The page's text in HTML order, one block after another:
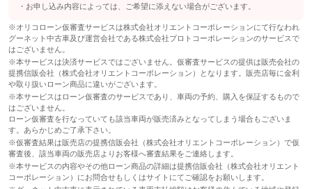
お申し込み内容によっては、ご希望に添えない場合がございます。
※オリコローン仮審査サービスは株式会社オリエントコーポレーションにて行なわれ
グーネット中古車及び運営会社である株式会社プロトコーポレーションのサービスで
はございません。
※本サービスは決済サービスではございません。仮審査サービスの提供は販売会社の
提携信販会社（株式会社オリエントコーポレーション）となります。販売店毎に金利
や取り扱いローン商品に違いがございます。
※本サービスはローン仮審査のサービスであり、車両の予約、購入を保証するもので
はございません。
ローン仮審査を行なっていても該当車両が販売済みとなってしまう場合もございま
す。あらかじめご了承下さい。
※仮審査結果は販売店の提携信販会社（株式会社オリエントコーポレーション）で仮
審査後、該当車両の販売店よりお客様へ審査結果をご連絡します。
※本サービスの内容やその他ローン商品の詳細は提携信販会社（株式会社オリエント
コーポレーション）にお問合せもしくはサイトにてご確認をお願いします。